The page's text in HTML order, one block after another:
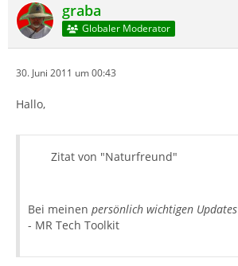
graba
Globaler Moderator
30. Juni 2011 um 00:43
Hallo,
Zitat von "Naturfreund"
Bei meinen persönlich wichtigen Updates
- MR Tech Toolkit